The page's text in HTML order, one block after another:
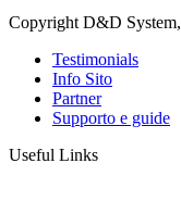
Copyright D&D
Testimonials
Info Sito
Partner
Supporto e guide
Useful Links